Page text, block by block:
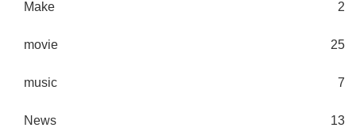
Make 2
movie 25
music 7
News 13